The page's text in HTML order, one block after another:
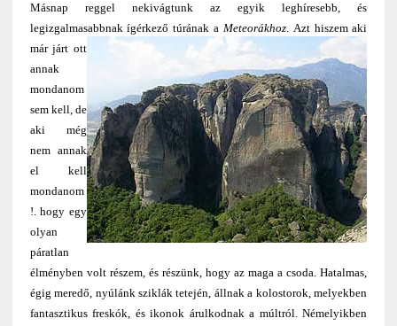
Másnap reggel nekivágtunk az egyik leghíresebb, és
legizgalmasabbnak ígérkező túrának a Meteorákhoz. Azt hiszem aki
már járt ott
annak
mondanom
sem kell, de
aki még
nem annak
el kell
mondanom
!. hogy egy
olyan
páratlan
élményben volt részem, és részünk, hogy az maga a csoda. Hatalmas,
égig meredő, nyúlánk sziklák tetején, állnak a kolostorok, melyekben
fantasztikus freskók, és ikonok árulkodnak a múltról. Némelyikben